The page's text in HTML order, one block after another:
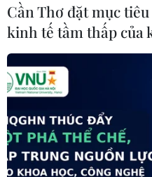
Ngành vận tải đã sẵn
Nguyên đán
Cần Thơ đặt mục
kinh tế tầm thấp của